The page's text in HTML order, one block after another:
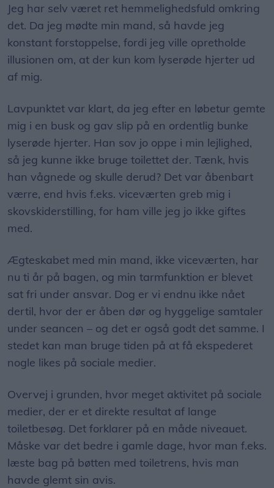
Jeg har selv været ret hemmelighedsfuld omkring
det. Da jeg mødte min mand, så havde jeg
konstant forstoppelse, fordi jeg ville opretholde
illusionen om, at der kun kom lyserøde hjerter ud
af mig.​
Lavpunktet var klart, da jeg efter en løbetur gemte
mig i en busk og gav slip på en ordentlig bunke
lyserøde hjerter. Han sov jo oppe i min lejlighed,
så jeg kunne ikke bruge toilettet der. Tænk, hvis
han vågnede og skulle derud? Det var åbenbart
værre, end hvis f.eks. viceværten greb mig i
skovskiderstilling, for ham ville jeg jo ikke giftes
med.​
Ægteskabet med min mand, ikke viceværten, har
nu ti år på bagen, og min tarmfunktion er blevet
sat fri under ansvar. Dog er vi endnu ikke nået
dertil, hvor der er åben dør og hyggelige samtaler
under seancen – og det er også godt det samme. I
stedet kan man bruge tiden på at få ekspederet
nogle likes på sociale medier.​
Overvej i grunden, hvor meget aktivitet på sociale
medier, der er et direkte resultat af lange
toiletbesøg. Det forklarer på en måde niveauet.
Måske var det bedre i gamle dage, hvor man f.eks.
læste bag på bøtten med toiletrens, hvis man
havde glemt sin avis.​